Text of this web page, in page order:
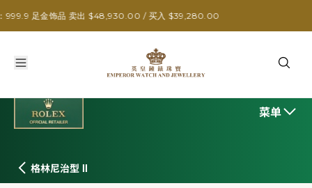
金饰品 卖出 $48,930.00 / 买入 $39,280.00
菜单
格林尼治型 II